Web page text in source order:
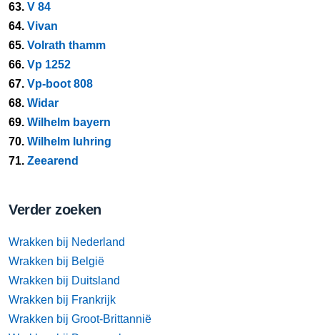
63. V 84
64. Vivan
65. Volrath thamm
66. Vp 1252
67. Vp-boot 808
68. Widar
69. Wilhelm bayern
70. Wilhelm luhring
71. Zeearend
Verder zoeken
Wrakken bij Nederland
Wrakken bij België
Wrakken bij Duitsland
Wrakken bij Frankrijk
Wrakken bij Groot-Brittannië